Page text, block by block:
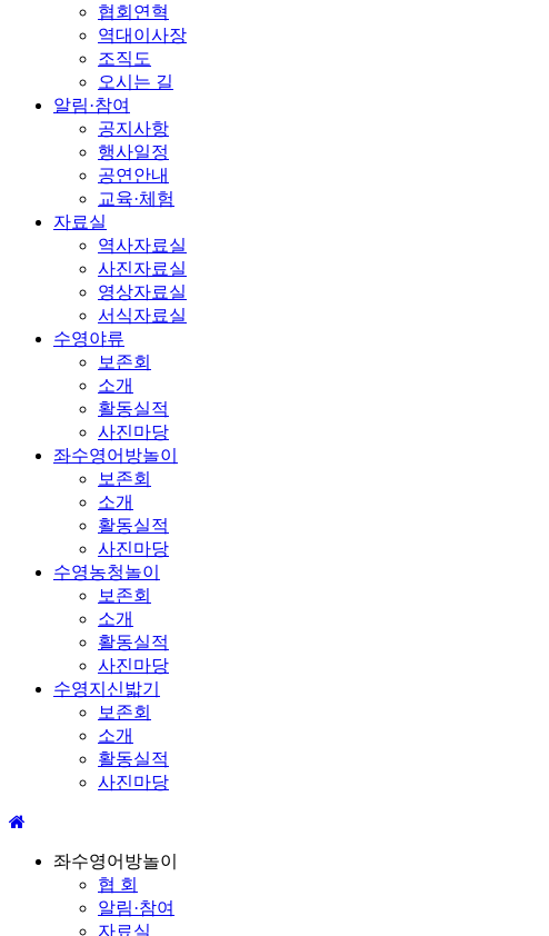
협회연혁
역대이사장
조직도
오시는 길
알림·참여
공지사항
행사일정
공연안내
교육·체험
자료실
역사자료실
사진자료실
영상자료실
서식자료실
수영야류
보존회
소개
활동실적
사진마당
좌수영어방놀이
보존회
소개
활동실적
사진마당
수영농청놀이
보존회
소개
활동실적
사진마당
수영지신밟기
보존회
소개
활동실적
사진마당
좌수영어방놀이
협 회
알림·참여
자료실